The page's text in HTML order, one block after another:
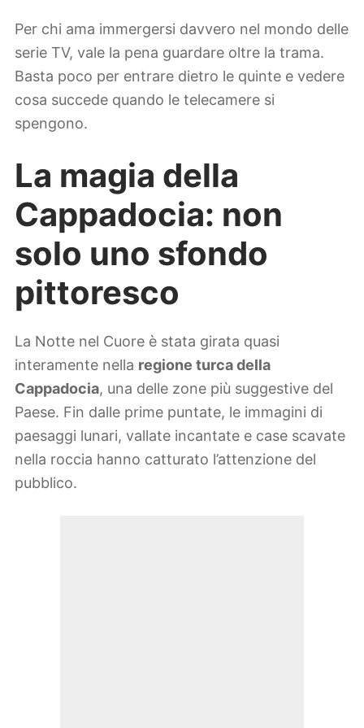
Per chi ama immergersi davvero nel mondo delle
serie TV, vale la pena guardare oltre la trama.
Basta poco per entrare dietro le quinte e vedere
cosa succede quando le telecamere si
spengono.
La magia della
Cappadocia: non
solo uno sfondo
pittoresco
La Notte nel Cuore è stata girata quasi
interamente nella regione turca della
Cappadocia, una delle zone più suggestive del
Paese. Fin dalle prime puntate, le immagini di
paesaggi lunari, vallate incantate e case scavate
nella roccia hanno catturato l’attenzione del
pubblico.